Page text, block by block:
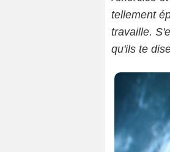
tellement
travaille.
qu'ils te